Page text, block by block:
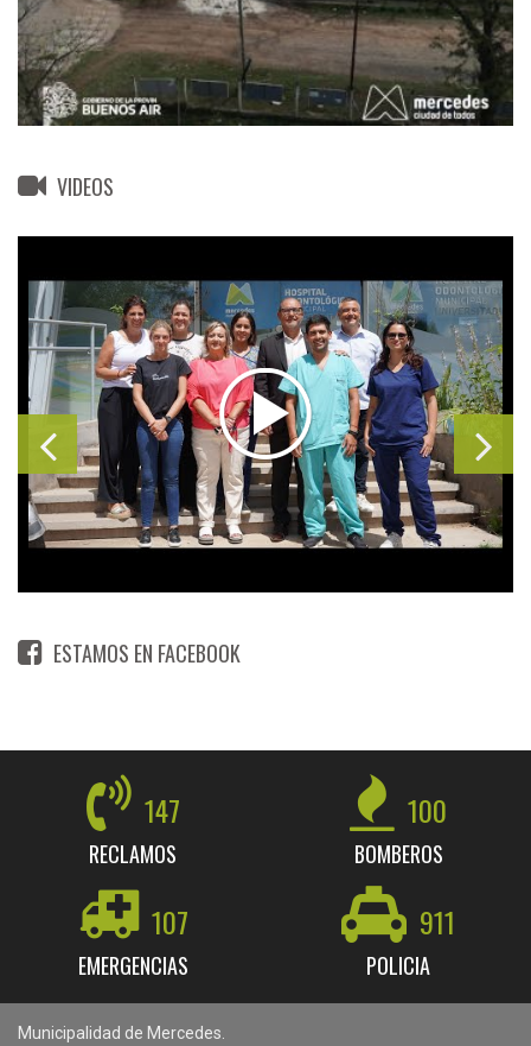
VIDEOS
ESTAMOS EN FACEBOOK
147
RECLAMOS
100
BOMBEROS
107
EMERGENCIAS
911
POLICIA
Municipalidad de Mercedes.